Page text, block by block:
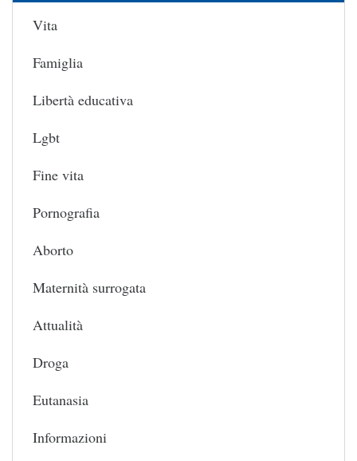
Vita
Famiglia
Libertà educativa
Lgbt
Fine vita
Pornografia
Aborto
Maternità surrogata
Attualità
Droga
Eutanasia
Informazioni